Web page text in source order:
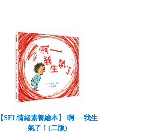
【SEL情緒素養繪本】 啊──我生
氣了！(二版)